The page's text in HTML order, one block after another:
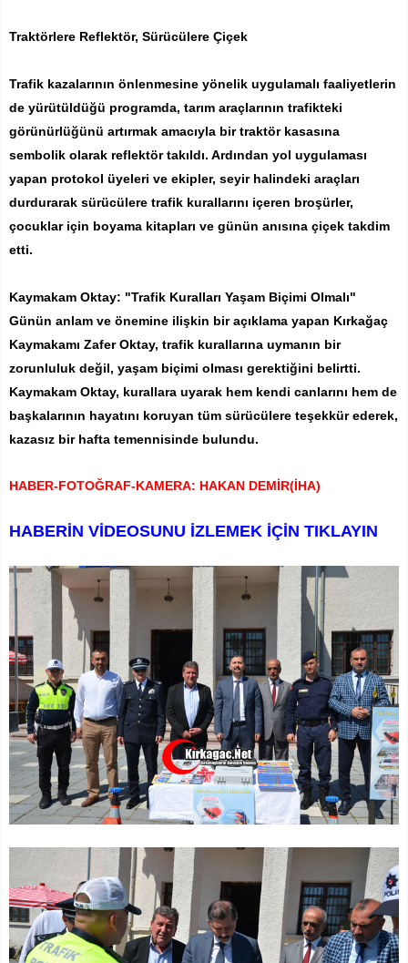
Traktörlere Reflektör, Sürücülere Çiçek
Trafik kazalarının önlenmesine yönelik uygulamalı faaliyetlerin
de yürütüldüğü programda, tarım araçlarının trafikteki
görünürlüğünü artırmak amacıyla bir traktör kasasına
sembolik olarak reflektör takıldı. Ardından yol uygulaması
yapan protokol üyeleri ve ekipler, seyir halindeki araçları
durdurarak sürücülere trafik kurallarını içeren broşürler,
çocuklar için boyama kitapları ve günün anısına çiçek takdim
etti.
Kaymakam Oktay: "Trafik Kuralları Yaşam Biçimi Olmalı"
Günün anlam ve önemine ilişkin bir açıklama yapan Kırkağaç
Kaymakamı Zafer Oktay, trafik kurallarına uymanın bir
zorunluluk değil, yaşam biçimi olması gerektiğini belirtti.
Kaymakam Oktay, kurallara uyarak hem kendi canlarını hem de
başkalarının hayatını koruyan tüm sürücülere teşekkür ederek,
kazasız bir hafta temennisinde bulundu.
HABER-FOTOĞRAF-KAMERA: HAKAN DEMİR(İHA)
HABERİN VİDEOSUNU İZLEMEK İÇİN TIKLAYIN